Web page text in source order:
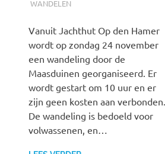
WANDELEN
Vanuit Jachthut Op den Hamer
wordt op zondag 24 november
een wandeling door de
Maasduinen georganiseerd. Er
wordt gestart om 10 uur en er
zijn geen kosten aan verbonden.
De wandeling is bedoeld voor
volwassenen, en…